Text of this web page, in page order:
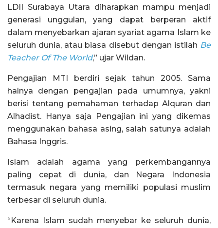
LDII Surabaya Utara diharapkan mampu menjadi
generasi unggulan, yang dapat berperan aktif
dalam menyebarkan ajaran syariat agama Islam ke
seluruh dunia, atau biasa disebut dengan istilah Be
Teacher Of The World,” ujar Wildan.
Pengajian MTI berdiri sejak tahun 2005. Sama
halnya dengan pengajian pada umumnya, yakni
berisi tentang pemahaman terhadap Alquran dan
Alhadist. Hanya saja Pengajian ini yang dikemas
menggunakan bahasa asing, salah satunya adalah
Bahasa Inggris.
Islam adalah agama yang perkembangannya
paling cepat di dunia, dan Negara Indonesia
termasuk negara yang memiliki populasi muslim
terbesar di seluruh dunia.
“Karena Islam sudah menyebar ke seluruh dunia,